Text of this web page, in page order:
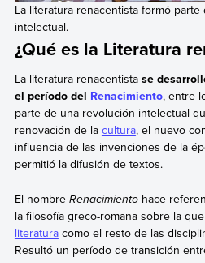
La literatura renacentista formó
intelectual.
¿Qué es la Literatura
La literatura renacentista se
el período del Renacimiento, entre
parte de una revolución intelectual
renovación de la cultura, el nuevo
influencia de las invenciones de la
permitió la difusión de textos.
El nombre Renacimientohace
la filosofía greco-romana sobre la
literaturacomo el resto de las
Resultó un período de transición